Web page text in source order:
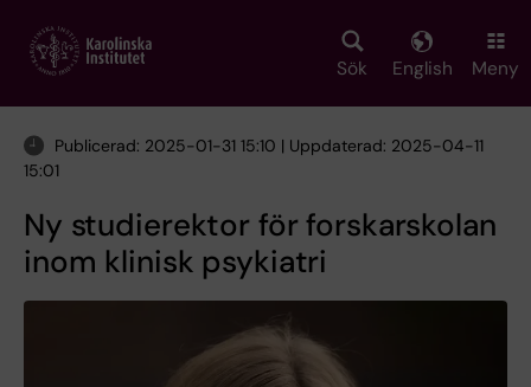
main
Sök English Meny
Publicerad: 2025-01-31 15:10 | Uppdaterad: 2025-04-11
15:01
Ny studierektor för forskarskolan
inom klinisk psykiatri